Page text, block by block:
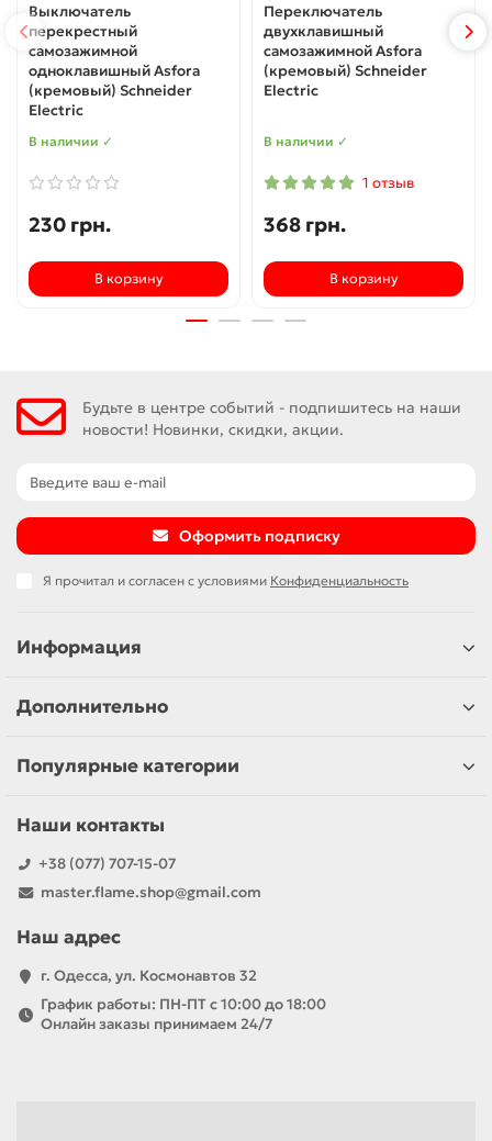
Выключатель
перекрестный
самозажимной
одноклавишный Asfora
(кремовый) Schneider
Electric
В наличии ✓
230 грн.
В корзину
Переключатель
двухклавишный
самозажимной Asfora
(кремовый) Schneider
Electric
В наличии ✓
1 отзыв
368 грн.
В корзину
Будьте в центре событий - подпишитесь на наши
новости! Новинки, скидки, акции.
Оформить подписку
Я прочитал и согласен с условиями Конфиденциальность
Информация
Дополнительно
Популярные категории
Наши контакты
+38 (077) 707-15-07
master.flame.shop@gmail.com
Наш адрес
г. Одесса, ул. Космонавтов 32
График работы: ПН-ПТ с 10:00 до 18:00
Онлайн заказы принимаем 24/7